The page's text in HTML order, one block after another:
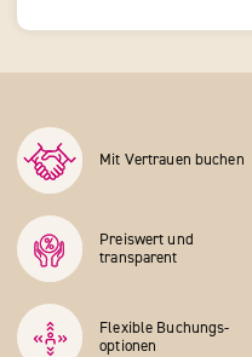
Mit Vertrauen buchen
Preiswert und
transparent
Flexible Buchungs­
optionen